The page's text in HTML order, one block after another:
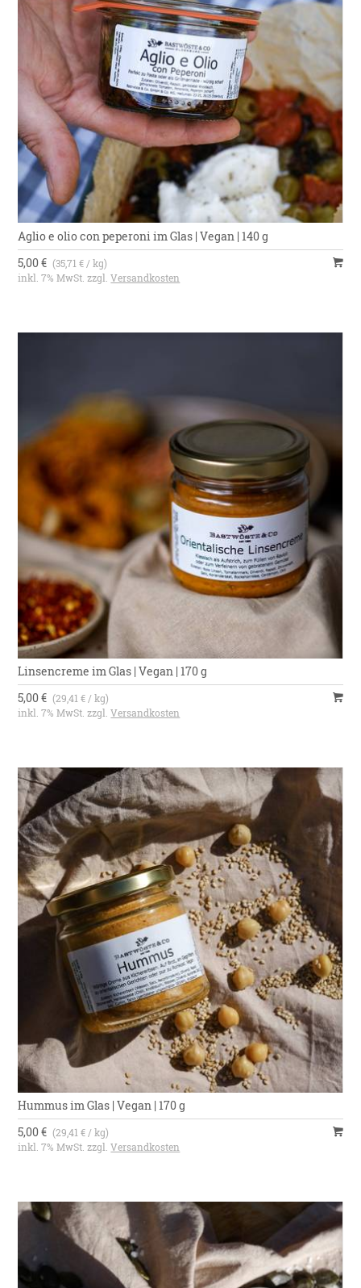
Aglio e olio con peperoni im Glas | Vegan | 140 g
5,00 € (35,71 € / kg)
inkl. 7% MwSt. zzgl.Versandkosten
Linsencreme im Glas | Vegan | 170 g
5,00 € (29,41 € / kg)
inkl. 7% MwSt. zzgl.Versandkosten
Hummus im Glas | Vegan | 170 g
5,00 € (29,41 € / kg)
inkl. 7% MwSt. zzgl.Versandkosten